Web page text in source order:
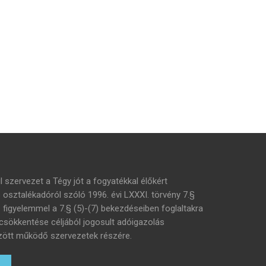
szervezet a Tégy jót a fogyatékkal élőkért
szóló 1996. évi LXXXI. törvény 7.§
a 7.§ (5)-(7) bekezdéseiben foglaltakra
céljából jogosult adóigazolás
működő szervezetek részére.